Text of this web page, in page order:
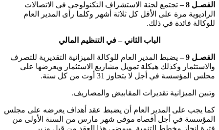
الفصـل 8 –
تجتمع لجنة الاستشراف التكنولوجي في الاتصالات
الراديوية مرة على الأقل كل ثلاثة أشهر وكلما رأى المدير العام
للوكالة فائدة في ذلك.
الباب الثاني – في التنظيم المالي
الفصـل 9 –
يضبط المدير العام للوكالة الميزانية التقديرية للتصرف
والاستثمار وكذلك هيكلة تمويل مشاريع الاستثمار ويعرضها على
مجلس المؤسسة في أجل لا يتجاوز 31 أوت من كل سنة.
وتبين الميزانية تقديرات المقابيض والمصاريف.
كما يجب على المدير العام أن يضبط عقد أهداف يعرضه على مجلس
المؤسسة في أجل أقصاه موفى شهر مارس من السنة الأولى من